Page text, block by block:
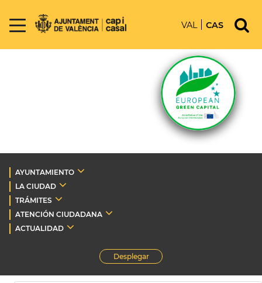
VAL CAS
AYUNTAMIENTO
LA CIUDAD
TRÁMITES
ATENCIÓN CIUDADANA
ACTUALIDAD
Desplegar